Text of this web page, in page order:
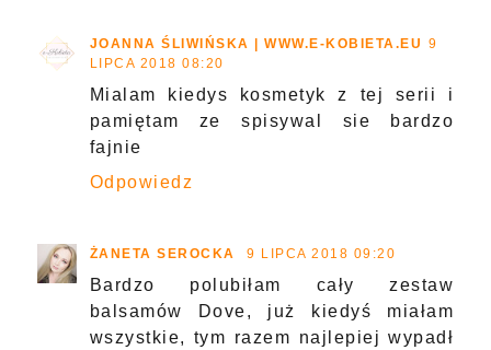
JOANNA ŚLIWIŃSKA | WWW.E-KOBIETA.EU 9
LIPCA 2018 08:20
Mialam kiedys kosmetyk z tej serii i
pamiętam ze spisywal sie bardzo
fajnie
Odpowiedz
ŻANETA SEROCKA 9 LIPCA 2018 09:20
Bardzo polubiłam cały zestaw
balsamów Dove, już kiedyś miałam
wszystkie, tym razem najlepiej wypadł